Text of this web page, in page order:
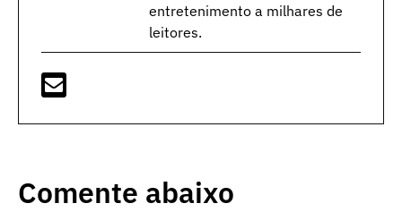
entretenimento a milhares de
leitores.
Comente abaixo